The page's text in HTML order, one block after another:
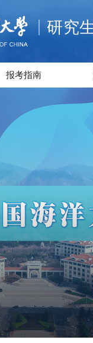
研究
报考指南 报名